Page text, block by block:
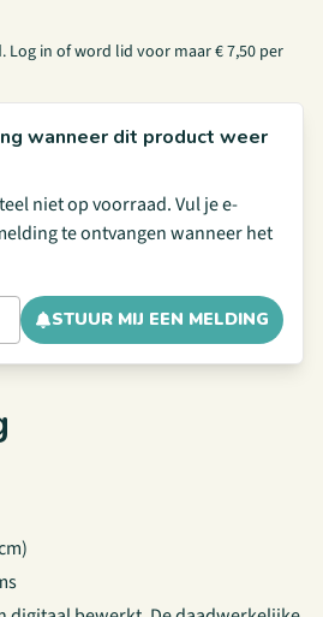
Log in ofword lid voor maar € 7,50 per
wanneer dit product weer
niet op voorraad. Vul je e-
te ontvangen wanneer het
STUUR MIJ EEN MELDING